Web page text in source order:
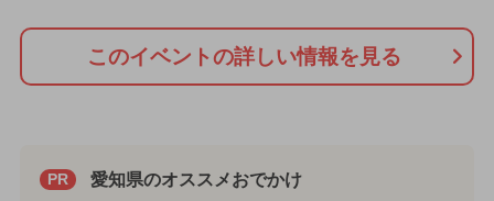
このイベントの詳しい情報を見る
PR 愛知県のオススメおでかけ